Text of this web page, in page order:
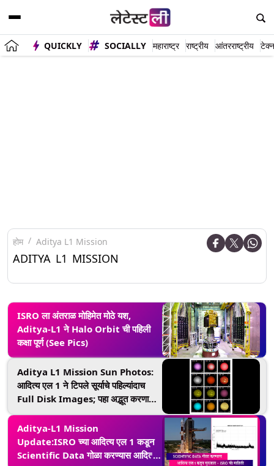
QUICKLY SOCIALLY महाराष्ट्र राष्ट्रीय आंतरराष्ट्रीय
होम Aditya L1 Mission
ADITYA L1 MISSION
ISRO ला अंतराळ मोहिमेत मोठे यश,
Aditya-L1 ने Halo Orbit ची पहिली
कक्षा पूर्ण (See Pics)
Aditya L1 Mission Sun Photos:
आदित्य एल 1 ने टिपले सूर्याचे पहिल्यांदाच
Full Disk Images; पहा अद्भूत करणारा
नजारा
Aditya-L1 Mission
Update:ISRO च्या आदित्य एल 1 कडून
Scientific Data गोळा करण्यास आदित्य